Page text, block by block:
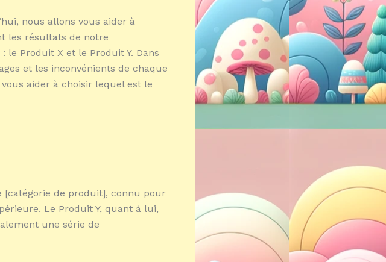
nous allons vous aider à
les résultats de notre
Produit X et le Produit Y. Dans
et les inconvénients de chaque
aider à choisir lequel est le
[catégorie de produit], connu pour
Le Produit Y, quant à lui,
une série de